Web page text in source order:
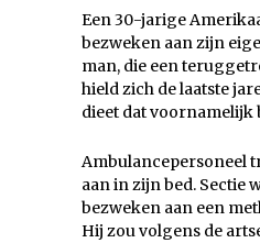
Een 30-jarige
bezweken aan zijn
man, die een
hield zich de laatste
dieet dat voornamelijk
Ambulancepersoneel
aan in zijn bed. Sectie
bezweken aan een
Hij zou volgens de